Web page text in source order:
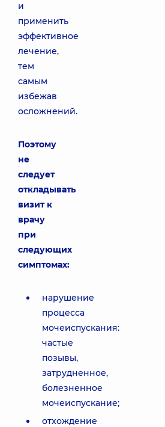
и
применить
эффективное
лечение,
тем
самым
избежав
осложнений.
Поэтому
не
следует
откладывать
визит к
врачу
при
следующих
симптомах:
нарушение
процесса
мочеиспускания:
частые
позывы,
затрудненное,
болезненное
мочеиспускание;
отхождение